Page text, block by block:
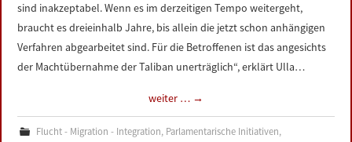
sind inakzeptabel. Wenn es im derzeitigen Tempo weitergeht,
braucht es dreieinhalb Jahre, bis allein die jetzt schon anhängigen
Verfahren abgearbeitet sind. Für die Betroffenen ist das angesichts
der Machtübernahme der Taliban unerträglich“, erklärt Ulla…
weiter … →
Flucht - Migration - Integration, Parlamentarische Initiativen,